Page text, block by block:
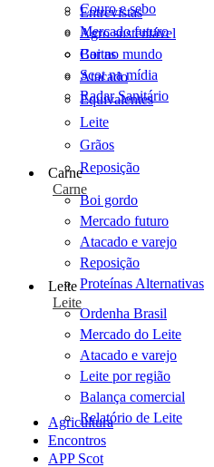
Entrevistas
Agro sustentável
Cartas
Scot na mídia
Radar Sanitário
Couro e sebo
Mercado futuro
Boi no mundo
Atacado
Equivalentes
Leite
Grãos
Reposição
Carne
Carne
Boi gordo
Mercado futuro
Atacado e varejo
Reposição
Proteínas Alternativas
Leite
Leite
Ordenha Brasil
Mercado do Leite
Atacado e varejo
Leite por região
Balança comercial
Relatório de Leite
Agricultura
Encontros
APP Scot